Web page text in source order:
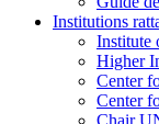
Institutions
Institute
Higher
Center
Center
Chair